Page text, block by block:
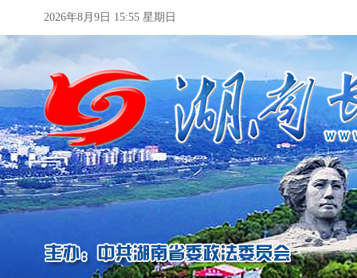
2026年8月9日 15:55 星期日